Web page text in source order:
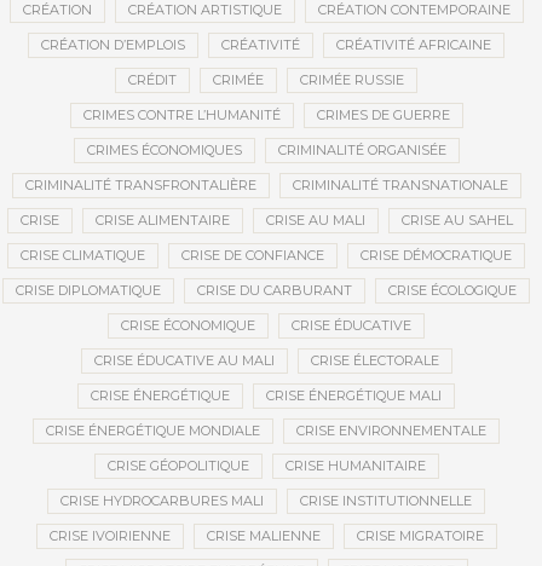
CRÉATION CRÉATION ARTISTIQUE CRÉATION CONTEMPORAINE
CRÉATION D’EMPLOIS CRÉATIVITÉ CRÉATIVITÉ AFRICAINE
CRÉDIT CRIMÉE CRIMÉE RUSSIE
CRIMES CONTRE L’HUMANITÉ CRIMES DE GUERRE
CRIMES ÉCONOMIQUES CRIMINALITÉ ORGANISÉE
CRIMINALITÉ TRANSFRONTALIÈRE CRIMINALITÉ TRANSNATIONALE
CRISE CRISE ALIMENTAIRE CRISE AU MALI CRISE AU SAHEL
CRISE CLIMATIQUE CRISE DE CONFIANCE CRISE DÉMOCRATIQUE
CRISE DIPLOMATIQUE CRISE DU CARBURANT CRISE ÉCOLOGIQUE
CRISE ÉCONOMIQUE CRISE ÉDUCATIVE
CRISE ÉDUCATIVE AU MALI CRISE ÉLECTORALE
CRISE ÉNERGÉTIQUE CRISE ÉNERGÉTIQUE MALI
CRISE ÉNERGÉTIQUE MONDIALE CRISE ENVIRONNEMENTALE
CRISE GÉOPOLITIQUE CRISE HUMANITAIRE
CRISE HYDROCARBURES MALI CRISE INSTITUTIONNELLE
CRISE IVOIRIENNE CRISE MALIENNE CRISE MIGRATOIRE